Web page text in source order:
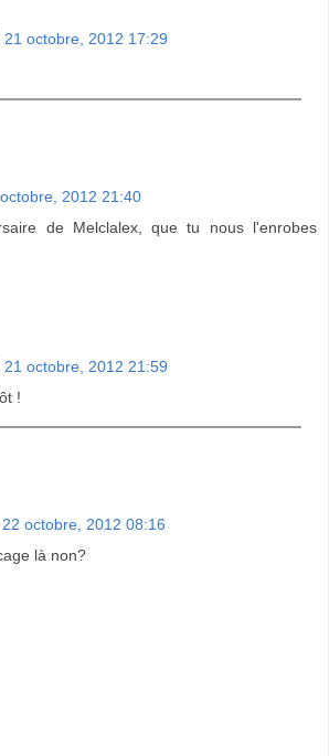
21 octobre, 2012 17:29
2012 21:40
de Melclalex, que tu nous l'enrobes
21 octobre, 2012 21:59
!
22 octobre, 2012 08:16
là non?